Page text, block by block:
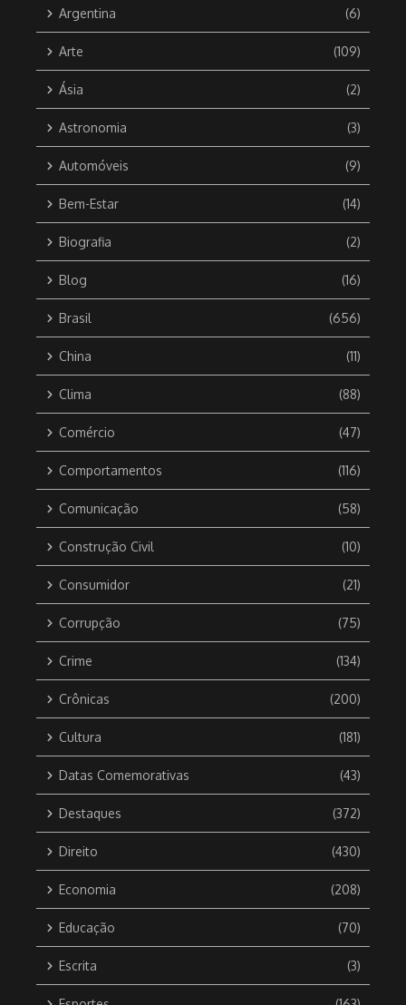
Argentina (6)
Arte (109)
Ásia (2)
Astronomia (3)
Automóveis (9)
Bem-Estar (14)
Biografia (2)
Blog (16)
Brasil (656)
China (11)
Clima (88)
Comércio (47)
Comportamentos (116)
Comunicação (58)
Construção Civil (10)
Consumidor (21)
Corrupção (75)
Crime (134)
Crônicas (200)
Cultura (181)
Datas Comemorativas (43)
Destaques (372)
Direito (430)
Economia (208)
Educação (70)
Escrita (3)